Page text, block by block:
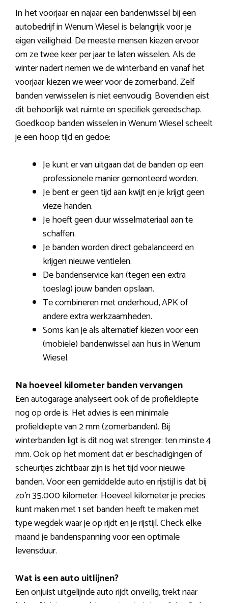
In het voorjaar en najaar een bandenwissel bij een
autobedrijf in Wenum Wiesel is belangrijk voor je
eigen veiligheid. De meeste mensen kiezen ervoor
om ze twee keer per jaar te laten wisselen. Als de
winter nadert nemen we de winterband en vanaf het
voorjaar kiezen we weer voor de zomerband. Zelf
banden verwisselen is niet eenvoudig. Bovendien eist
dit behoorlijk wat ruimte en specifiek gereedschap.
Goedkoop banden wisselen in Wenum Wiesel scheelt
je een hoop tijd en gedoe:
Je kunt er van uitgaan dat de banden op een
professionele manier gemonteerd worden.
Je bent er geen tijd aan kwijt en je krijgt geen
vieze handen.
Je hoeft geen duur wisselmateriaal aan te
schaffen.
Je banden worden direct gebalanceerd en
krijgen nieuwe ventielen.
De bandenservice kan (tegen een extra
toeslag) jouw banden opslaan.
Te combineren met onderhoud, APK of
andere extra werkzaamheden.
Soms kan je als alternatief kiezen voor een
(mobiele) bandenwissel aan huis in Wenum
Wiesel.
Na hoeveel kilometer banden vervangen
Een autogarage analyseert ook of de profieldiepte
nog op orde is. Het advies is een minimale
profieldiepte van 2 mm (zomerbanden). Bij
winterbanden ligt is dit nog wat strenger: ten minste 4
mm. Ook op het moment dat er beschadigingen of
scheurtjes zichtbaar zijn is het tijd voor nieuwe
banden. Voor een gemiddelde auto en rijstijl is dat bij
zo’n 35.000 kilometer. Hoeveel kilometer je precies
kunt maken met 1 set banden heeft te maken met
type wegdek waar je op rijdt en je rijstijl. Check elke
maand je bandenspanning voor een optimale
levensduur.
Wat is een auto uitlijnen?
Een onjuist uitgelijnde auto rijdt onveilig, trekt naar